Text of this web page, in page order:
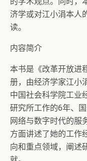
济学或对江小涓本人
读。
内容简介
本书是《改革开放进
册，由经济学家江小
中国社会科学院工业
研究所工作的6年、
网络与数字时代的服
方面讲述了她的工作
向和重点领域，阐述